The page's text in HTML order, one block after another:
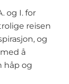
og I. for
reisen
og
å
håp og